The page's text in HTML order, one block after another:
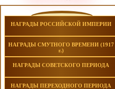
НАГРАДЫ РОССИЙСКОЙ ИМПЕРИИ
НАГРАДЫ СМУТНОГО ВРЕМЕНИ (1917
г.)
НАГРАДЫ СОВЕТСКОГО ПЕРИОДА
НАГРАДЫ ПЕРЕХОДНОГО ПЕРИОДА